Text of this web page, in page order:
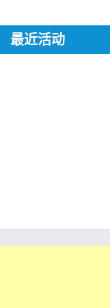
最近活动